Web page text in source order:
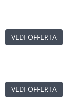
VEDI OFFERTA
VEDI OFFERTA